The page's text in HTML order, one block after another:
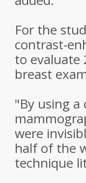
For the
contrast-
to evaluate
breast
"By using
were
half of the
technique